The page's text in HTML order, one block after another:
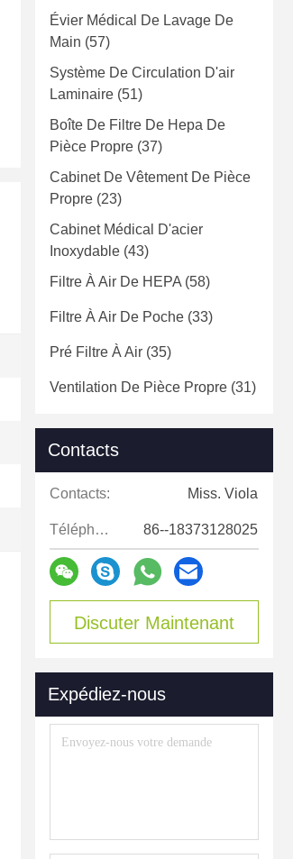
Évier Médical De Lavage De
Main (57)
Système De Circulation D'air
Laminaire (51)
Boîte De Filtre De Hepa De
Pièce Propre (37)
Cabinet De Vêtement De Pièce
Propre (23)
Cabinet Médical D'acier
Inoxydable (43)
Filtre À Air De HEPA (58)
Filtre À Air De Poche (33)
Pré Filtre À Air (35)
Ventilation De Pièce Propre (31)
Contacts
Contacts: Miss. Viola
Téléphone: 86--18373128025
Discuter Maintenant
Expédiez-nous